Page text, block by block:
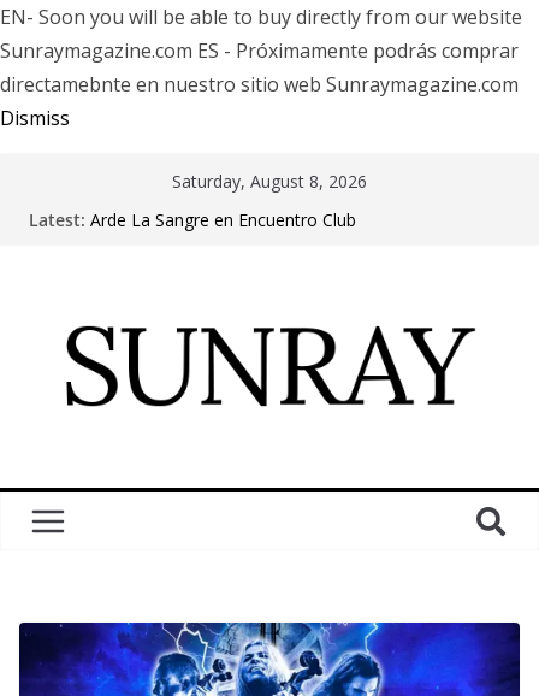
EN- Soon you will be able to buy directly from our website
Sunraymagazine.com ES - Próximamente podrás comprar
directamebnte en nuestro sitio web Sunraymagazine.com
Dismiss
Saturday, August 8, 2026
Latest: Arde La Sangre en Encuentro Club
Fear Factory live at Groove, Buenos Aires, celebrating
30 years of “Demanufacture”